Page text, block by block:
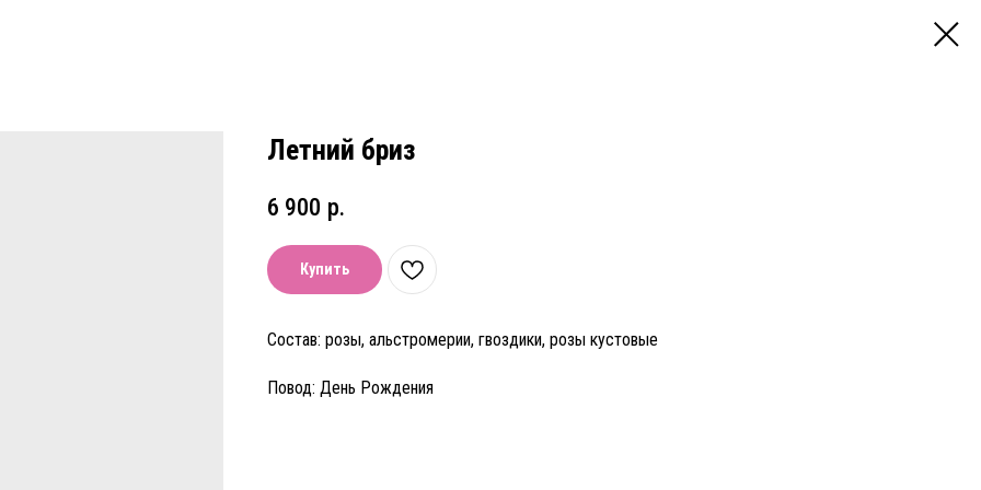
Летний бриз
6 900 р.
Купить
Состав: розы, альстромерии, гвоздики, розы кустовые
Повод: День Рождения